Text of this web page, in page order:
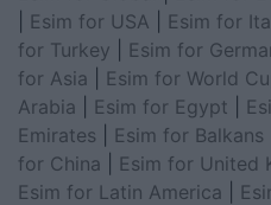
Esim for USA Esim for
for Turkey
Esim for
for Asia
Esim for World
Arabia
Esim for Egypt
Emirates
Esim for Balkans
for China
Esim for United
Esim for Latin America